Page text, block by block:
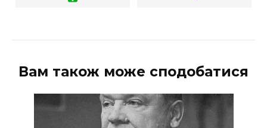
Вам також може сподобатися